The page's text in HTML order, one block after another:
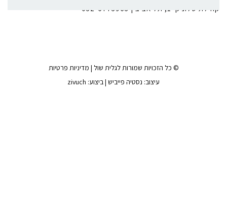
קהילת סלוניקי 1, תל אביב | 052-6773963
© כל הזכויות שמורות לגלית שול | מדיניות פרטיות
עיצוב: נסטיה פייביש | ביצוע: zivuch